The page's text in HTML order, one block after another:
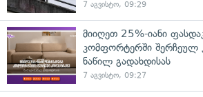
7 აგვისტო, 09:29
მიიღეთ 25%-იანი
კომფორტერში შერჩეულ
ნაწილ გადახდისას
7 აგვისტო, 09:27